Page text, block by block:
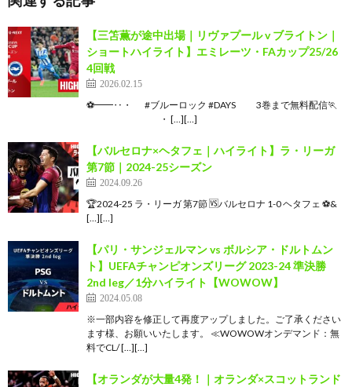
【三笘薫が途中出場｜リヴァプール v ブライトン｜
ショートハイライト】エミレーツ・FAカップ25/26
4回戦
2026.02.15
⚽━━‥・ #ブルーロック #DAYS 3巻まで無料配信🏃
⠀⠀⠀⠀⠀⠀⠀⠀⠀・ […][…]
【バルセロナ×ヘタフェ｜ハイライト】ラ・リーガ
第7節｜2024-25シーズン
2024.09.26
🏆2024-25 ラ・リーガ 第7節 🆚バルセロナ 1-0 ヘタフェ ⚽&
[…][…]
【パリ・サンジェルマン vs ボルシア・ドルトムン
ト】UEFAチャンピオンズリーグ 2023-24 準決勝
2nd leg／1分ハイライト【WOWOW】
2024.05.08
※一部内容を修正して再度アップしました。ご了承ください
ます様、お願いいたします。 ≪WOWOWオンデマンド：無
料でCL/ […][…]
【オランダが大量4発！｜オランダ×スコットランド